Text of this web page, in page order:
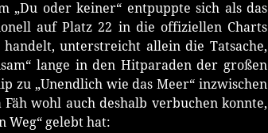
„Du oder keiner“ entpuppte sich als das
auf Platz 22 in die offiziellen Charts
unterstreicht allein die Tatsache,
lange in den Hitparaden der großen
zu „Unendlich wie das Meer“ inzwischen
wohl auch deshalb verbuchen konnte,
Weg“ gelebt hat: